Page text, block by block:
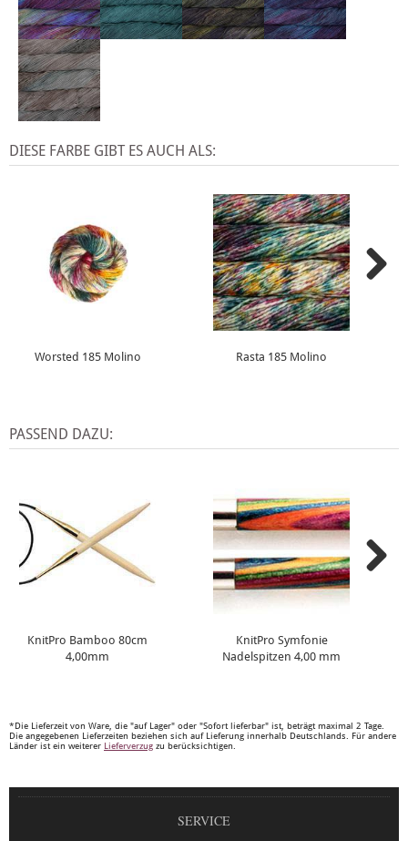
DIESE FARBE GIBT ES AUCH ALS:
Worsted 185 Molino Rasta 185 Molino
PASSEND DAZU:
KnitPro Bamboo 80cm
4,00mm
KnitPro Symfonie
Nadelspitzen 4,00 mm
*Die Lieferzeit von Ware, die "auf Lager" oder "Sofort lieferbar" ist, beträgt maximal 2 Tage.
Die angegebenen Lieferzeiten beziehen sich auf Lieferung innerhalb Deutschlands. Für andere
Länder ist ein weiterer Lieferverzug zu berücksichtigen.
SERVICE